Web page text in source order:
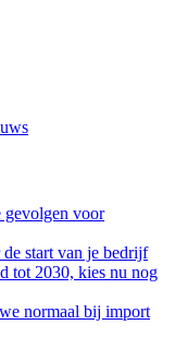
voor
start van je bedrijf
tot 2030, kies nu nog
normaal bij import